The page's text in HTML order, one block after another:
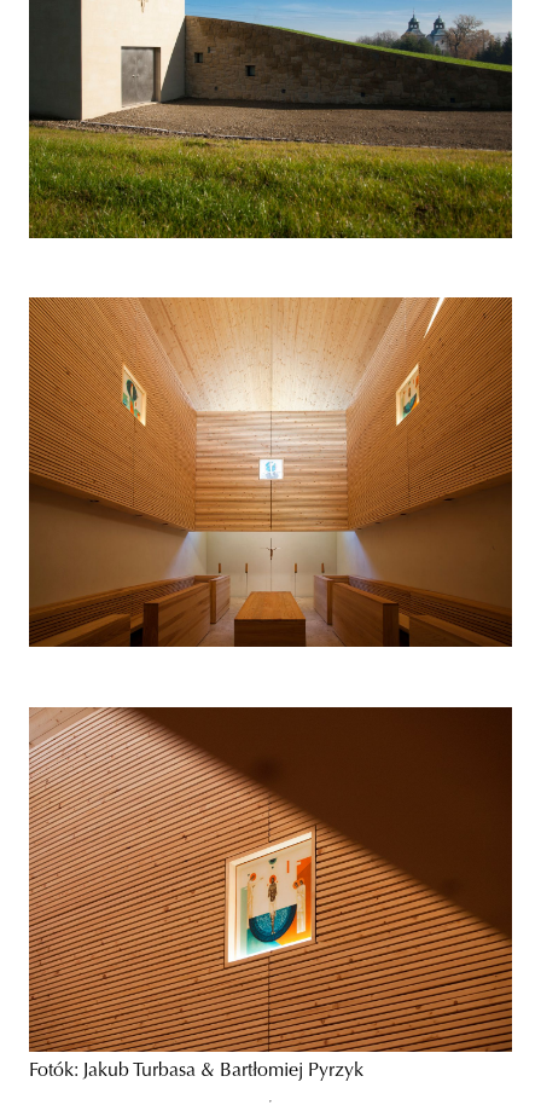
Fotók: Jakub Turbasa & Bartłomiej Pyrzyk